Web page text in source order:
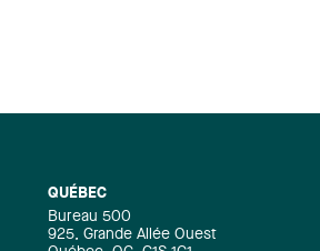
QUÉBEC
Bureau 500
925, Grande Allée Ouest